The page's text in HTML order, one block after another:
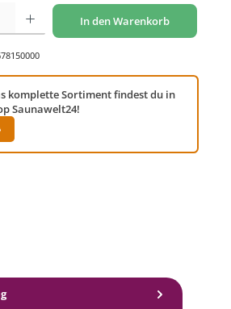
Wert ein oder benutze die Schaltflächen um
In den Warenkorb
komplette Sortiment findest du in
Saunawelt24!